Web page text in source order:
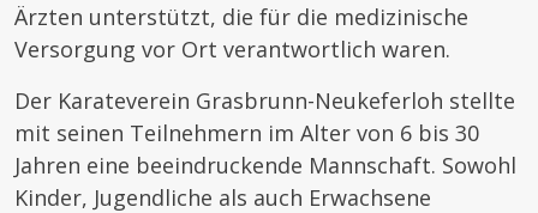
Ärzten unterstützt, die für die medizinische
Versorgung vor Ort verantwortlich waren.
Der Karateverein Grasbrunn-Neukeferloh stellte
mit seinen Teilnehmern im Alter von 6 bis 30
Jahren eine beeindruckende Mannschaft. Sowohl
Kinder, Jugendliche als auch Erwachsene